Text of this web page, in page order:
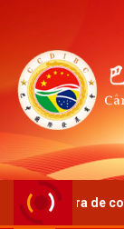
de comércio